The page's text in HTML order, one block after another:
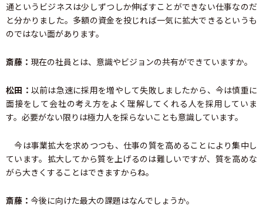
通というビジネスは少しずつしか伸ばすことができない仕事なのだ
と分かりました。多額の資金を投じれば一気に拡大できるというも
のではない面があります。
斎藤： 現在の社員とは、意識やビジョンの共有ができていますか。
松田： 以前は急速に採用を増やして失敗しましたから、今は慎重に
面接をして会社の考え方をよく理解してくれる人を採用していま
す。必要がない限りは極力人を採らないことも意識しています。
今は事業拡大を求めつつも、仕事の質を高めることにより集中し
ています。拡大してから質を上げるのは難しいですが、質を高めな
がら大きくすることはできますからね。
斎藤： 今後に向けた最大の課題はなんでしょうか。